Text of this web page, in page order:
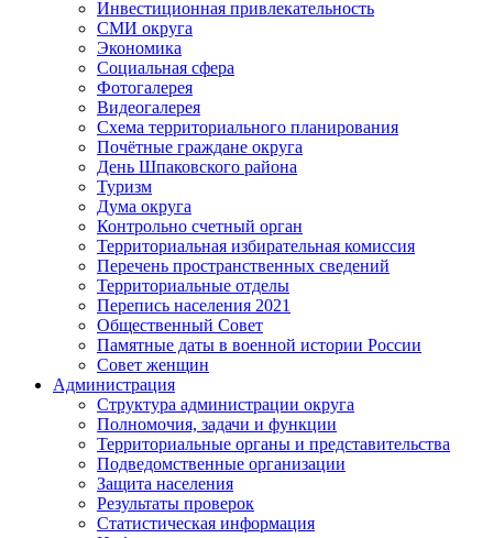
Инвестиционная привлекательность
СМИ округа
Экономика
Социальная сфера
Фотогалерея
Видеогалерея
Схема территориального планирования
Почётные граждане округа
День Шпаковского района
Туризм
Дума округа
Контрольно счетный орган
Территориальная избирательная комиссия
Перечень пространственных сведений
Территориальные отделы
Перепись населения 2021
Общественный Совет
Памятные даты в военной истории России
Совет женщин
Администрация
Структура администрации округа
Полномочия, задачи и функции
Территориальные органы и представительства
Подведомственные организации
Защита населения
Результаты проверок
Статистическая информация